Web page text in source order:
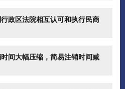
政区法院相互认可和执行民商
间大幅压缩，简易注销时间减